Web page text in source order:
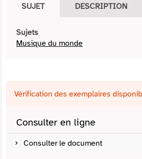
SUJET DESCRIPTION
Sujets
Musique du monde
Vérification des exemplaires
Consulter en ligne
Consulter le document